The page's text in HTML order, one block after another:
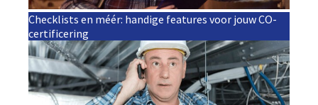
Checklists en méér: handige features voor jouw CO-
certificering